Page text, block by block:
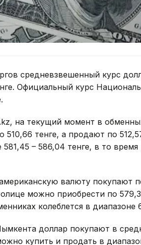
средневзвешенный курс
Официальный курс
на текущий момент в
510,66 тенге, а продают по
– 586,04 тенге, в то
валюту покупают
можно приобрести по
колеблется в диапазоне
доллар покупают в
купить и продать в